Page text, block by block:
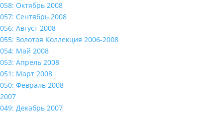
058: Октябрь 2008
057: Сентябрь 2008
056: Август 2008
055: Золотая Коллекция 2006-2008
054: Май 2008
053: Апрель 2008
051: Март 2008
050: Февраль 2008
2007
049: Декабрь 2007